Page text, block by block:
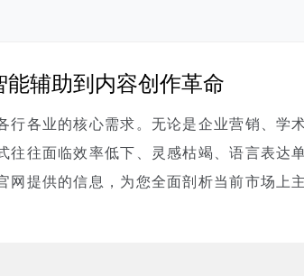
辅助到内容创作革命
各业的核心需求。无论是企业营销、学
往面临效率低下、灵感枯竭、语言表达
提供的信息，为您全面剖析当前市场上